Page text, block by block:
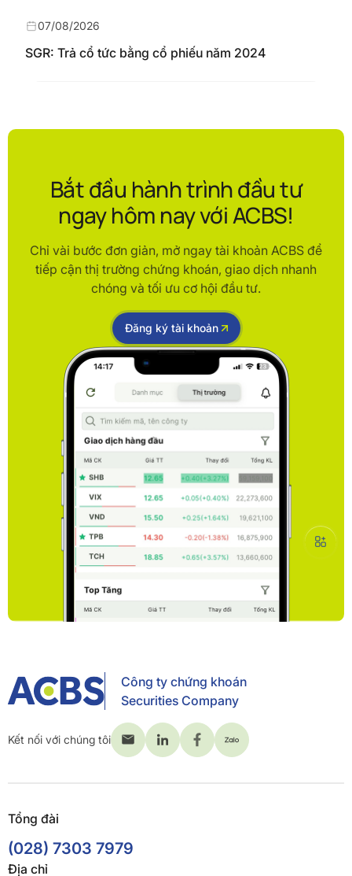
SGR: Trả cổ tức bằng cổ phiếu năm 2024
07/08/2026
Bắt đầu hành trình đầu tư
ngay hôm nay với ACBS!
Chỉ vài bước đơn giản, mở ngay tài khoản ACBS để
tiếp cận thị trường chứng khoán, giao dịch nhanh
chóng và tối ưu cơ hội đầu tư.
Đăng ký tài khoản
Công ty chứng khoán
Securities Company
Kết nối với chúng tôi
Tổng đài
(028) 7303 7979
Địa chỉ